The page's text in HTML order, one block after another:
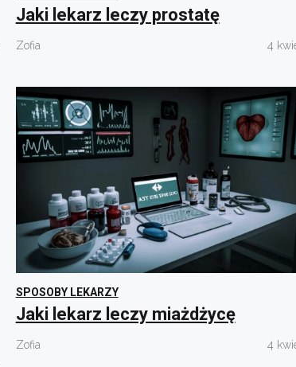
Jaki lekarz leczy prostatę
Zofia 4
SPOSOBY LEKARZY
Jaki lekarz leczy miażdżycę
Zofia 4